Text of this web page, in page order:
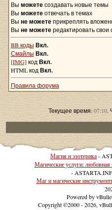
Вы можетесоздавать новые темы
Вы можетеотвечать в темах
Вы не можетеприкреплять
Вы не можетередактировать свои
BB коды Вкл.
Смайлы Вкл.
[IMG] код Вкл.
HTML код Вкл.
Правила форума
Текущее время:07:10.
Магия и эзотерика-
Магические услуги: любовная
-
Маг и магические
Powered by
Copyright ©2000 - 2026,